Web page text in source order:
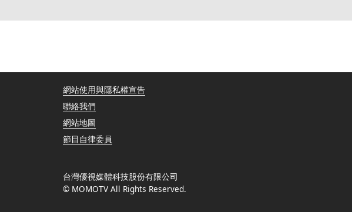
網站使用與隱私權宣告
聯絡我們
網站地圖
節目自律委員
台灣優視媒體科技股份有限公司
© MOMOTV All Rights Reserved.